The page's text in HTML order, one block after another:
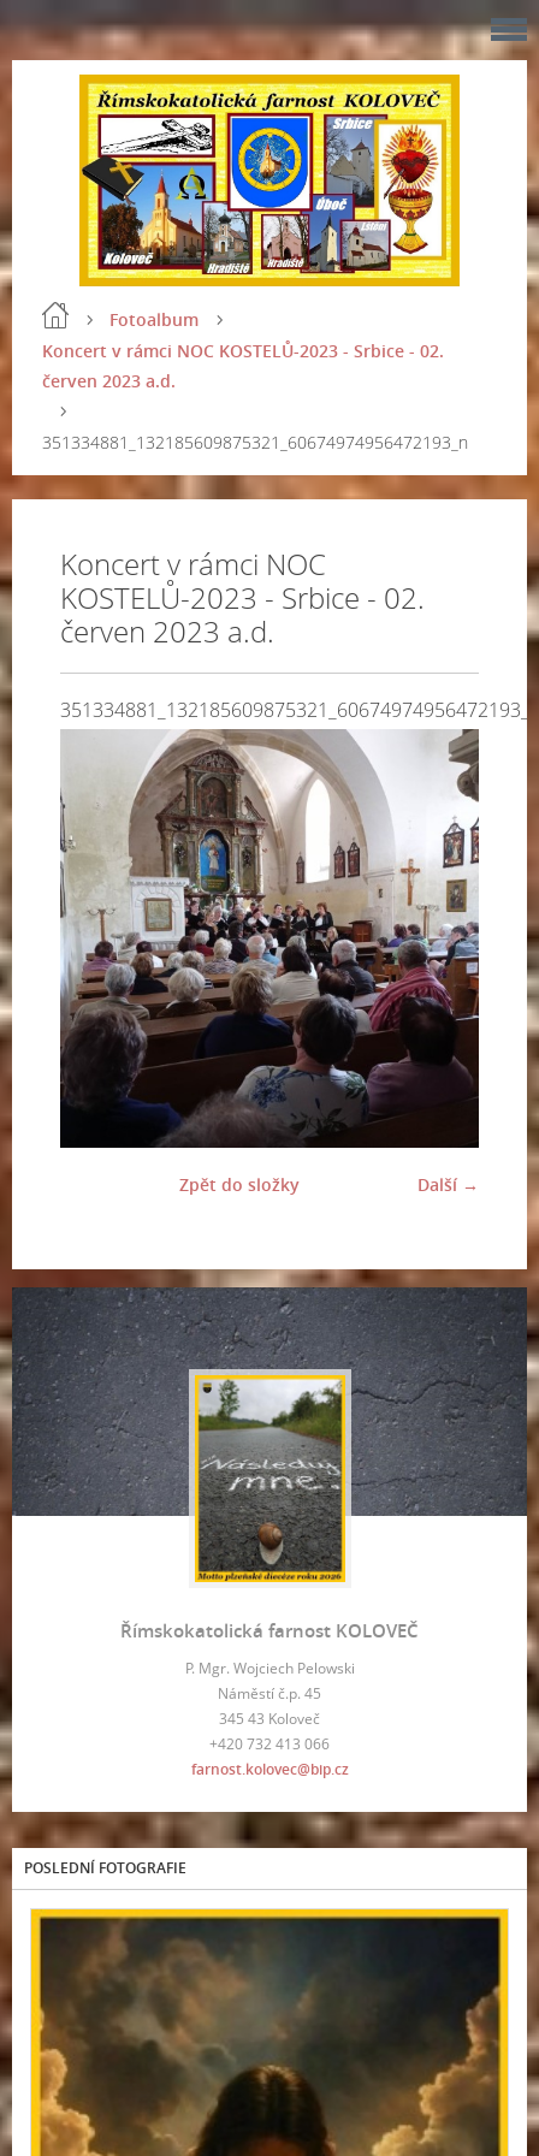
Fotoalbum
Koncert v rámci NOC KOSTELŮ-2023 - Srbice - 02.
červen 2023 a.d.
351334881_132185609875321_60674974956472193_n
Koncert v rámci NOC
KOSTELŮ-2023 - Srbice - 02.
červen 2023 a.d.
351334881_132185609875321_60674974956472193_n
Další →
Zpět do složky
Římskokatolická farnost KOLOVEČ
P. Mgr. Wojciech Pelowski
Náměstí č.p. 45
345 43 Koloveč
+420 732 413 066
farnost.kolovec@bip.cz
POSLEDNÍ FOTOGRAFIE